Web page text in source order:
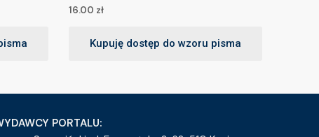
16.00 zł
Kupuję dostęp do wzoru pisma
PORTALU: